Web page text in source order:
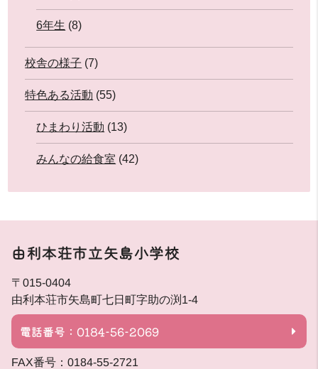
6年生 (8)
校舎の様子 (7)
特色ある活動 (55)
ひまわり活動 (13)
みんなの給食室 (42)
由利本荘市立矢島小学校
〒015-0404
由利本荘市矢島町七日町字助の渕1-4
電話番号：0184-56-2069
FAX番号：0184-55-2721